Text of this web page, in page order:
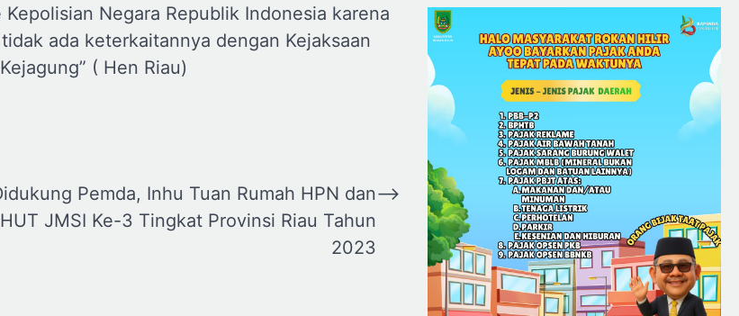
Negara Republik Indonesia karena
ada keterkaitannya dengan Kejaksaan
( Hen Riau)
Pemda, Inhu Tuan Rumah HPN dan
HUT JMSI Ke-3 Tingkat Provinsi Riau Tahun
2023
⟶